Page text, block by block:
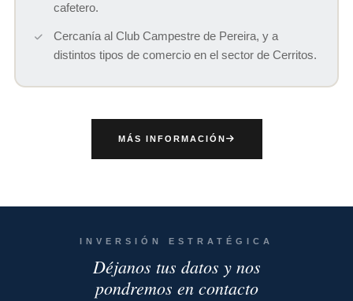
cafetero.
Cercanía al Club Campestre de Pereira, y a
distintos tipos de comercio en el sector de Cerritos.
MÁS INFORMACIÓN
INVERSIÓN ESTRATÉGICA
Déjanos tus datos y nos
pondremos en contacto